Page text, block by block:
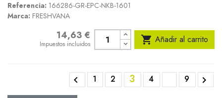
Referencia: 166286-GR-EPC-NKB-1601
Marca: FRESHVANA
Precio14,63 €
Impuestos incluidos  Añadir al carrito
 1 2 3 4 9 